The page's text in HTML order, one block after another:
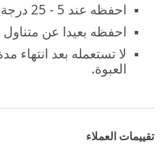
احفظه عند 5 - 25 درجة مئوية.
احفظه بعيدا عن متناول
لا تستعمله بعد انتهاء
العبوة.
تقييمات العملاء